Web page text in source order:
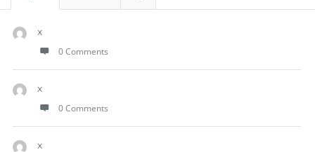
x
0 Comments
x
0 Comments
x